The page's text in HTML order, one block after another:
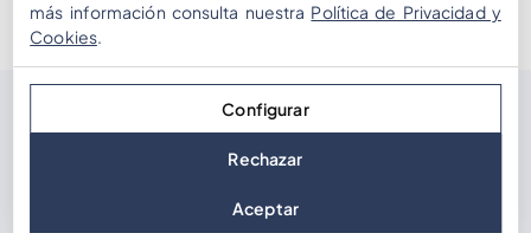
Subscribeour newsletter
Join the mailing list to receive occasional updates,
más información consulta nuestra Política de Privacidad y
Cookies.
Configurar
Rechazar
Aceptar